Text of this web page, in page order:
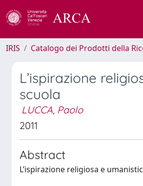
IRIS Catalogo dei Prodotti della
L’ispirazione
scuola
LUCCA, Paolo
2011
Abstract
L’ispirazione religiosa e